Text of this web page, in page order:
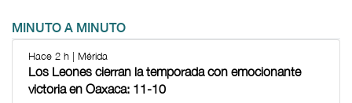
MINUTO A MINUTO
Hace 2 h | Mérida
Los Leones cierran la temporada con emocionante
victoria en Oaxaca: 11-10